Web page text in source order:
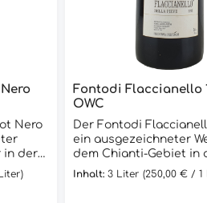
Nero
in der
wird
Fontodi Flaccianello
OWC
Der Fontodi
ein ausgezeichneter
dem Chianti-Gebiet in
Toskana. Er wird aus
Sangiovese-Trauben
Inhalt: 3 Liter (250,00 € / 1